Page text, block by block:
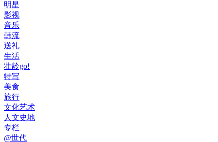
明星
影视
音乐
韩流
送礼
生活
壮龄go!
特写
美食
旅行
文化艺术
人文史地
专栏
@世代